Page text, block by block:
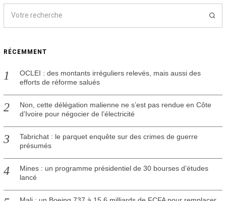
v
i
2
0
RÉCEMMENT
OCLEI : des montants irréguliers relevés, mais aussi des
efforts de réforme salués
Non, cette délégation malienne ne s’est pas rendue en Côte
d’Ivoire pour négocier de l’électricité
Tabrichat : le parquet enquête sur des crimes de guerre
présumés
Mines : un programme présidentiel de 30 bourses d’études
lancé